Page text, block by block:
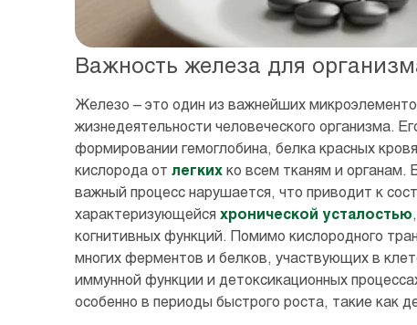
Важность железа для
Железо – это один из важнейших
жизнедеятельности человеческого организма.
формировании гемоглобина, белка красных
кислорода от легких ко всем тканям и органам.
важный процесс нарушается, что приводит к
характеризующейся хронической усталостью
когнитивных функций. Помимо кислородного
многих ферментов и белков, участвующих в
иммунной функции и детоксикационных
особенно в периоды быстрого роста, такие как